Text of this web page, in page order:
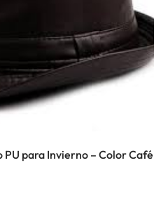
PU para Invierno – Color Café